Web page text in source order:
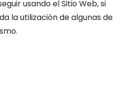
usando el Sitio Web, si
la utilización de algunas de